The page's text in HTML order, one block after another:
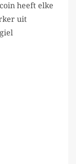
heeft elke
uit